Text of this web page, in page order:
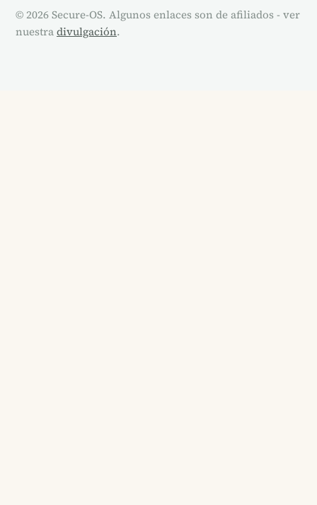
© 2026 Secure-OS. Algunos enlaces son de afiliados - ver
nuestradivulgación.